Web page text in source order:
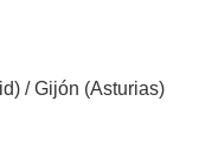
/ Gijón (Asturias)